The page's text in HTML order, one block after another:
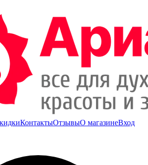
КонтактыОтзывыО магазинеВход